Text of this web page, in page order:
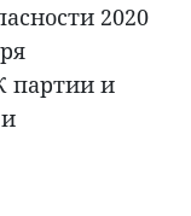
2020
партии и